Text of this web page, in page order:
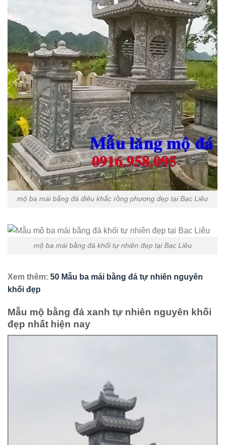
mộ ba mái bằng đá điêu khắc rồng phượng đẹp tại Bạc Liêu
mộ ba mái bằng đá khối tự nhiên đẹp tại Bạc Liêu
Xem thêm: 50 Mẫu ba mái bằng đá tự nhiên nguyên
khối đẹp
Mẫu mộ bằng đá xanh tự nhiên nguyên khối
đẹp nhất hiện nay